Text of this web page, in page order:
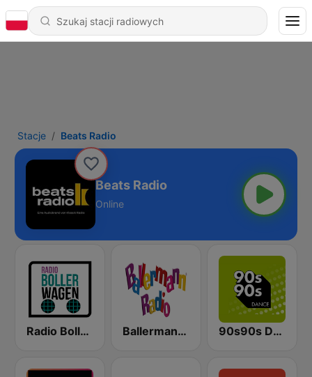
Stacje Beats Radio
Beats Radio
Online
Radio Bollerwagen Ballermann Radio 90s90s Dance